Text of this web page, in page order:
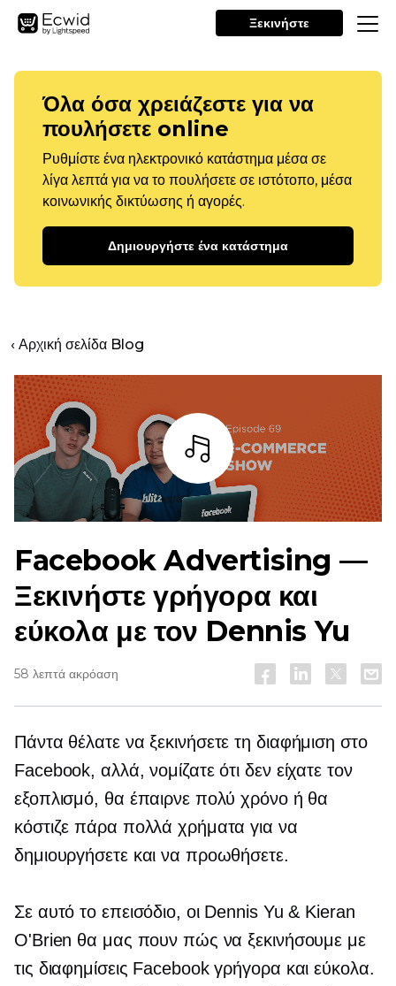
Ξεκινήστε
Όλα όσα χρειάζεστε για να
πουλήσετε online
Ρυθμίστε ένα ηλεκτρονικό κατάστημα μέσα σε
λίγα λεπτά για να το πουλήσετε σε ιστότοπο, μέσα
κοινωνικής δικτύωσης ή αγορές.
Δημιουργήστε ένα κατάστημα
‹ Αρχική σελίδα Blog
Άκουσε
Facebook Advertising —
Ξεκινήστε γρήγορα και
εύκολα με τον Dennis Yu
58 λεπτά ακρόαση
Πάντα θέλατε να ξεκινήσετε τη διαφήμιση στο
Facebook, αλλά, νομίζατε ότι δεν είχατε τον
εξοπλισμό, θα έπαιρνε πολύ χρόνο ή θα
κόστιζε πάρα πολλά χρήματα για να
δημιουργήσετε και να προωθήσετε.
Σε αυτό το επεισόδιο, οι Dennis Yu & Kieran
O'Brien θα μας πουν πώς να ξεκινήσουμε με
τις διαφημίσεις Facebook γρήγορα και εύκολα.